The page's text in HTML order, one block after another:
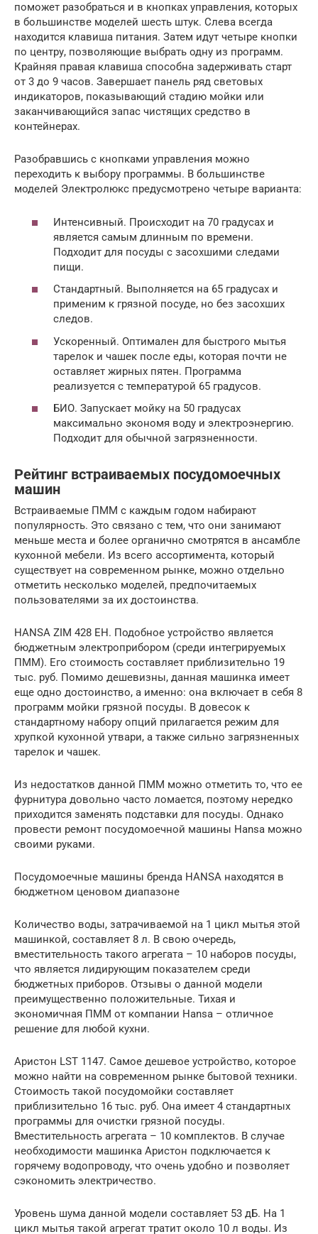
поможет разобраться и в кнопках управления, которых
в большинстве моделей шесть штук. Слева всегда
находится клавиша питания. Затем идут четыре кнопки
по центру, позволяющие выбрать одну из программ.
Крайняя правая клавиша способна задерживать старт
от 3 до 9 часов. Завершает панель ряд световых
индикаторов, показывающий стадию мойки или
заканчивающийся запас чистящих средство в
контейнерах.
Разобравшись с кнопками управления можно
переходить к выбору программы. В большинстве
моделей Электролюкс предусмотрено четыре варианта:
Интенсивный. Происходит на 70 градусах и
является самым длинным по времени.
Подходит для посуды с засохшими следами
пищи.
Стандартный. Выполняется на 65 градусах и
применим к грязной посуде, но без засохших
следов.
Ускоренный. Оптимален для быстрого мытья
тарелок и чашек после еды, которая почти не
оставляет жирных пятен. Программа
реализуется с температурой 65 градусов.
БИО. Запускает мойку на 50 градусах
максимально экономя воду и электроэнергию.
Подходит для обычной загрязненности.
Рейтинг встраиваемых посудомоечных
машин
Встраиваемые ПММ с каждым годом набирают
популярность. Это связано с тем, что они занимают
меньше места и более органично смотрятся в ансамбле
кухонной мебели. Из всего ассортимента, который
существует на современном рынке, можно отдельно
отметить несколько моделей, предпочитаемых
пользователями за их достоинства.
HANSA ZIM 428 EH. Подобное устройство является
бюджетным электроприбором (среди интегрируемых
ПММ). Его стоимость составляет приблизительно 19
тыс. руб. Помимо дешевизны, данная машинка имеет
еще одно достоинство, а именно: она включает в себя 8
программ мойки грязной посуды. В довесок к
стандартному набору опций прилагается режим для
хрупкой кухонной утвари, а также сильно загрязненных
тарелок и чашек.
Из недостатков данной ПММ можно отметить то, что ее
фурнитура довольно часто ломается, поэтому нередко
приходится заменять подставки для посуды. Однако
провести ремонт посудомоечной машины Hansa можно
своими руками.
Посудомоечные машины бренда HANSA находятся в
бюджетном ценовом диапазоне
Количество воды, затрачиваемой на 1 цикл мытья этой
машинкой, составляет 8 л. В свою очередь,
вместительность такого агрегата – 10 наборов посуды,
что является лидирующим показателем среди
бюджетных приборов. Отзывы о данной модели
преимущественно положительные. Тихая и
экономичная ПММ от компании Hansa – отличное
решение для любой кухни.
Аристон LST 1147. Самое дешевое устройство, которое
можно найти на современном рынке бытовой техники.
Стоимость такой посудомойки составляет
приблизительно 16 тыс. руб. Она имеет 4 стандартных
программы для очистки грязной посуды.
Вместительность агрегата – 10 комплектов. В случае
необходимости машинка Аристон подключается к
горячему водопроводу, что очень удобно и позволяет
сэкономить электричество.
Уровень шума данной модели составляет 53 дБ. На 1
цикл мытья такой агрегат тратит около 10 л воды. Из